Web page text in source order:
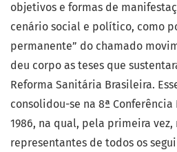
objetivos e formas de
cenário social e político, como
permanente” do chamado
deu corpo as teses que
Reforma Sanitária Brasileira.
consolidou-se na 8ª
1986, na qual, pela primeira
representantes de todos os